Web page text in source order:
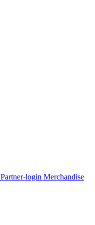
Partner-login Merchandise